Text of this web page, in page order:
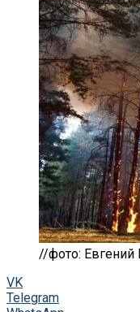
//фото: Евгений
VK
Telegram